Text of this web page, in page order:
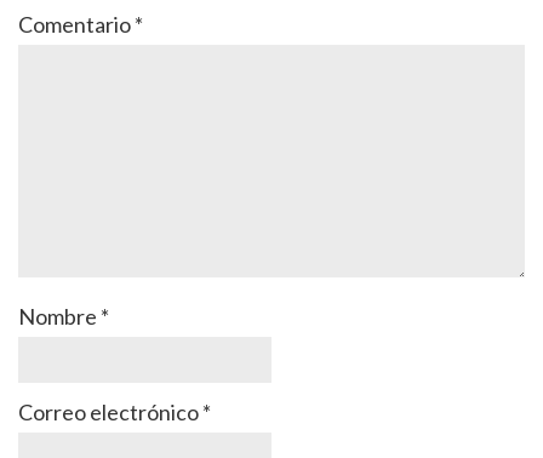
Comentario*
Nombre *
Correo electrónico*